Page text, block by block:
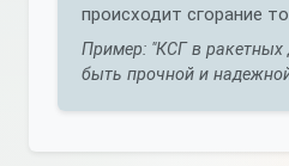
происходит сгорание
Пример: "КСГ в ракетных
быть прочной и